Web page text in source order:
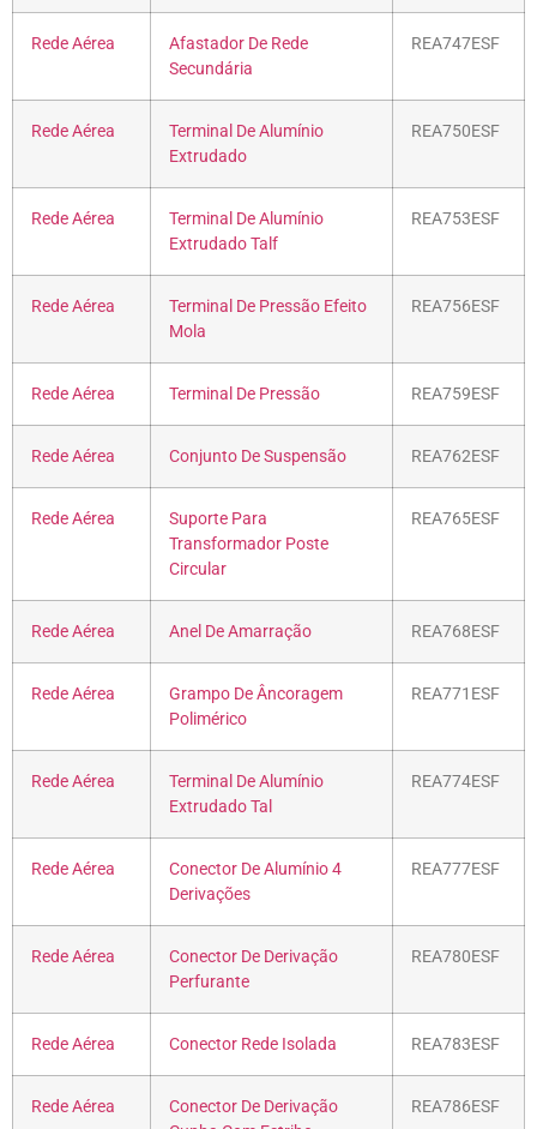
Rede Aérea
Afastador De Rede
Secundária
REA747ESF
Rede Aérea
Terminal De Alumínio
Extrudado
REA750ESF
Rede Aérea
Terminal De Alumínio
Extrudado Talf
REA753ESF
Rede Aérea
Terminal De Pressão Efeito
Mola
REA756ESF
Rede Aérea Terminal De Pressão REA759ESF
Rede Aérea Conjunto De Suspensão REA762ESF
Rede Aérea
Suporte Para
Transformador Poste
Circular
REA765ESF
Rede Aérea Anel De Amarração REA768ESF
Rede Aérea
Grampo De Âncoragem
Polimérico
REA771ESF
Rede Aérea
Terminal De Alumínio
Extrudado Tal
REA774ESF
Rede Aérea
Conector De Alumínio 4
Derivações
REA777ESF
Rede Aérea
Conector De Derivação
Perfurante
REA780ESF
Rede Aérea Conector Rede Isolada REA783ESF
Rede Aérea
Conector De Derivação
REA786ESF